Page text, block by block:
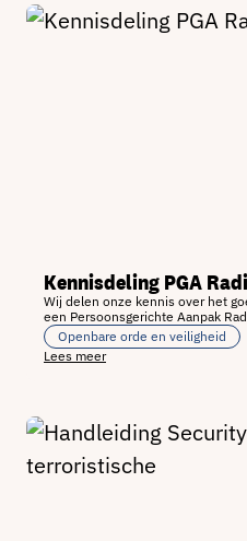
Kennisdeling PGA
Wij delen onze kennis over het
een Persoonsgerichte Aanpak
Openbare orde en veiligheid
Lees meer